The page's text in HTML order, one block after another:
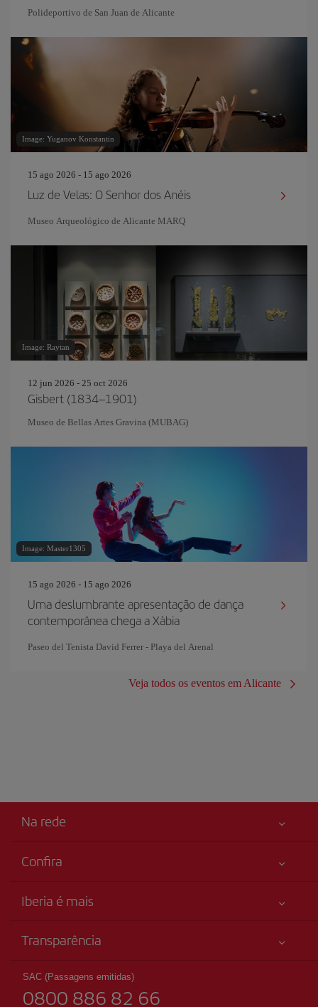
Polideportivo de San Juan de Alicante
Image: Yuganov Konstantin
15 ago 2026 - 15 ago 2026
Luz de Velas: O Senhor dos Anéis
Museo Arqueológico de Alicante MARQ
Image: Raytan
12 jun 2026 - 25 oct 2026
Gisbert (1834–1901)
Museo de Bellas Artes Gravina (MUBAG)
Image: Master1305
15 ago 2026 - 15 ago 2026
Uma deslumbrante apresentação de dança
contemporânea chega a Xàbia
Paseo del Tenista David Ferrer - Playa del Arenal
Veja todos os eventos em Alicante
Na rede
Confira
Acessibilidade
Sustentabilidade
Iberia é mais
Grupo Iberia
Acionistas e investidores
Nossas alianças
Transparência
SAC (Passagens emitidas)
0800 886 82 66